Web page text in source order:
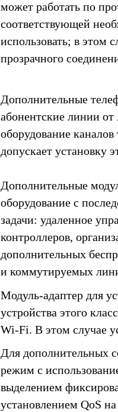
может работать по
соответствующей
использовать; в этом
прозрачного
Дополнительные
абонентские линии
оборудование
допускает установку
Дополнительные
оборудование с
задачи: удаленное
контроллеров,
дополнительных
и коммутируемых
Модуль-адаптер для
устройства этого
Wi-Fi. В этом случае
Для дополнительных
режим с
выделением
установлением QoS